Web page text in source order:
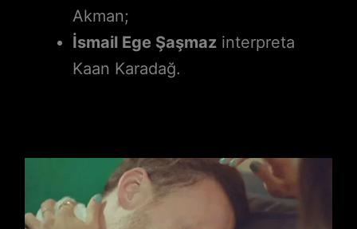
Akman;
İsmail Ege Şaşmazinterpreta
Kaan Karadağ.